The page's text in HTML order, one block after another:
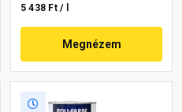
5 438 Ft / l
Megnézem